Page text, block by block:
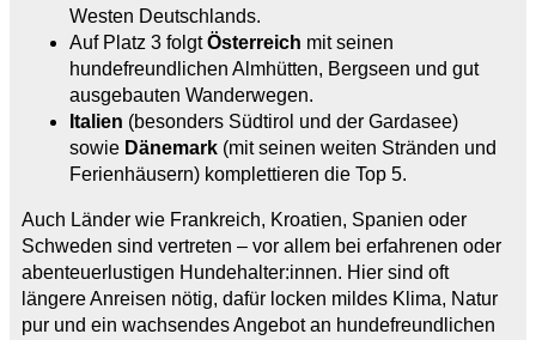
Westen Deutschlands.
Auf Platz 3 folgtÖsterreich mit seinen
hundefreundlichen Almhütten, Bergseen und gut
ausgebauten Wanderwegen.
Italien (besonders Südtirol und der Gardasee)
sowie Dänemark (mit seinen weiten Stränden und
Ferienhäusern) komplettieren die Top 5.
Auch Länder wie Frankreich, Kroatien, Spanien oder
Schweden sind vertreten – vor allem bei erfahrenen oder
abenteuerlustigen Hundehalter:innen. Hier sind oft
längere Anreisen nötig, dafür locken mildes Klima, Natur
pur und ein wachsendes Angebot an hundefreundlichen